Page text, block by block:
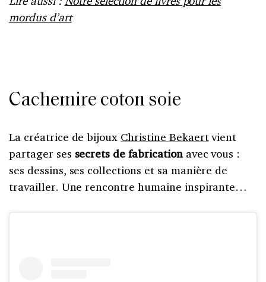
mordus d’art
Cachemire coton soie
La créatrice de bijoux Christine Bekaertvient
partager ses secrets de fabricationavec vous :
ses dessins, ses collections et sa manière de
travailler. Une rencontre humaine inspirante…